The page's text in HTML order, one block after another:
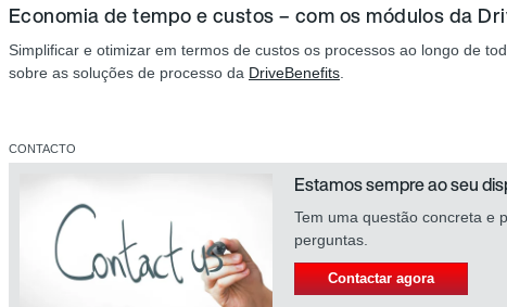
Economia de tempo e custos – com os módulos da
Simplificar e otimizar em termos de custos os processos ao longo de
sobre as soluções de processo da DriveBenefits
CONTACTO
Estamos sempre ao seu
Tem uma questão concreta e
perguntas.
Contactar agora